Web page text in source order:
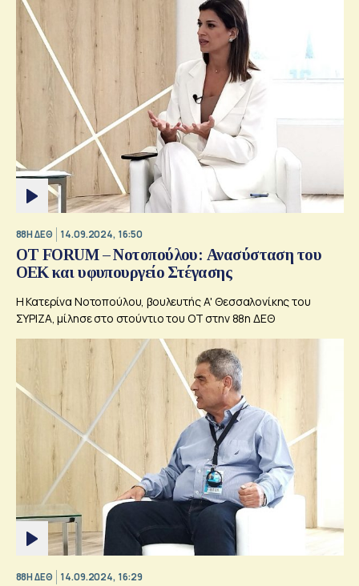
88Η ΔΕΘ 14.09.2024, 16:50
OT FORUM – Νοτοπούλου: Ανασύσταση του
ΟΕΚ και υφυπουργείο Στέγασης
Η Κατερίνα Νοτοπούλου, βουλευτής Α' Θεσσαλονίκης του
ΣΥΡΙΖΑ, μίλησε στο στούντιο του ΟΤ στην 88η ΔΕΘ
88Η ΔΕΘ 14.09.2024, 16:29